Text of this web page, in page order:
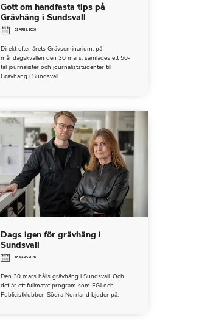
Gott om handfasta tips på
Grävhäng i Sundsvall
01 APRIL 2026
Direkt efter årets Grävseminarium, på
måndagskvällen den 30 mars, samlades ett 50-
tal journalister och journaliststudenter till
Grävhäng i Sundsvall.
Dags igen för grävhäng i
Sundsvall
18 MARS 2026
Den 30 mars hålls grävhäng i Sundsvall. Och
det är ett fullmatat program som FGJ och
Publicistklubben Södra Norrland bjuder på.